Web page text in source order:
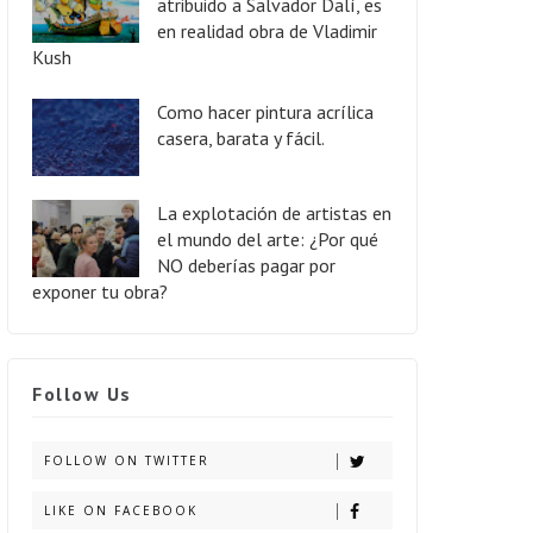
atribuido a Salvador Dalí, es
en realidad obra de Vladimir
Kush
Como hacer pintura acrílica
casera, barata y fácil.
La explotación de artistas en
el mundo del arte: ¿Por qué
NO deberías pagar por
exponer tu obra?
Follow Us
FOLLOW ON TWITTER
LIKE ON FACEBOOK